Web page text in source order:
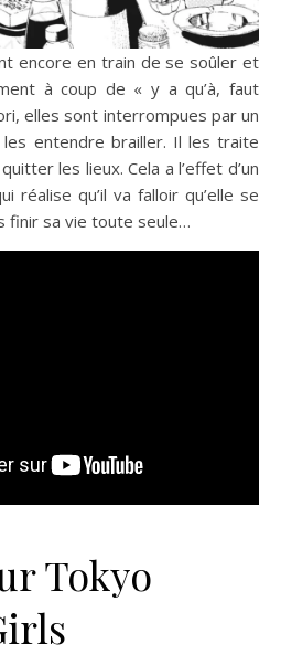
encore en train de se soûler et
à coup de « y a qu’à, faut
elles sont interrompues par un
entendre brailler. Il les traite
les lieux. Cela a l’effet d’un
réalise qu’il va falloir qu’elle se
finir sa vie toute seule…
Tokyo